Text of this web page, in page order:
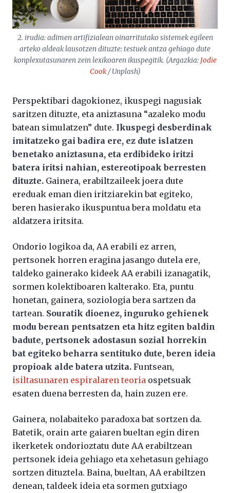
2. irudia: adimen artifizialean oinarritutako sistemek egileen
arteko aldeak lausotzen dituzte: testuek antza gehiago dute
konplexutasunaren zein lexikoaren ikuspegitik. (Argazkia: Jodie
Cook/ Unplash)
Perspektibari dagokionez, ikuspegi nagusiak
saritzen dituzte, eta aniztasuna “azaleko modu
batean simulatzen” dute. Ikuspegi desberdinak
imitatzeko gai badira ere, ez dute islatzen
benetako aniztasuna, eta erdibideko iritzi
batera iritsi nahian, estereotipoak berresten
dituzte. Gainera, erabiltzaileek joera dute
ereduak eman dien iritziarekin bat egiteko,
beren hasierako ikuspuntua bera moldatu eta
aldatzera iritsita.
Ondorio logikoa da, AA erabili ez arren,
pertsonek horren eragina jasango dutela ere,
taldeko gainerako kideek AA erabili izanagatik,
sormen kolektiboaren kalterako. Eta, puntu
honetan, gainera, soziologia bera sartzen da
tartean. Souratik dioenez, inguruko gehienek
modu berean pentsatzen eta hitz egiten baldin
badute, pertsonek adostasun sozial horrekin
bat egiteko beharra sentituko dute, beren ideia
propioak alde batera utzita. Funtsean,
isiltasunaren espiralaren teoria ospetsuak
esaten duena berresten da, hain zuzen ere.
Gainera, nolabaiteko paradoxa bat sortzen da.
Batetik, orain arte gaiaren bueltan egin diren
ikerketek ondorioztatu dute AA erabiltzean
pertsonek ideia gehiago eta xehetasun gehiago
sortzen dituztela. Baina, bueltan, AA erabiltzen
denean, taldeek ideia eta sormen gutxiago